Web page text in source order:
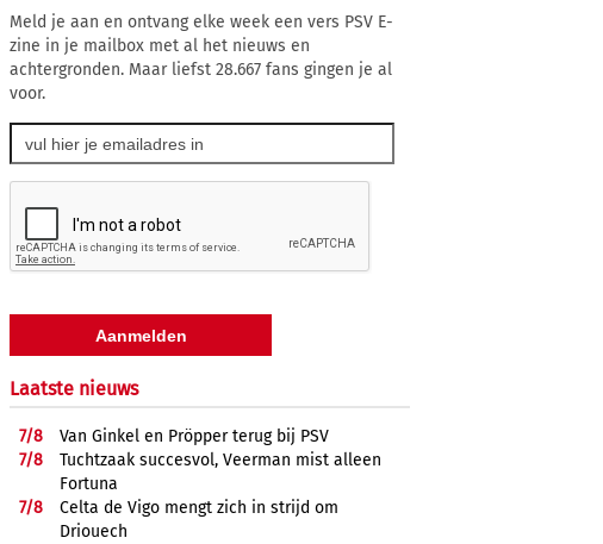
Meld je aan en ontvang elke week een vers PSV E-
zine in je mailbox met al het nieuws en
achtergronden. Maar liefst 28.667 fans gingen je al
voor.
Laatste nieuws
7/8
Van Ginkel en Pröpper terug bij PSV
7/8
Tuchtzaak succesvol, Veerman mist alleen
Fortuna
7/8
Celta de Vigo mengt zich in strijd om
Driouech